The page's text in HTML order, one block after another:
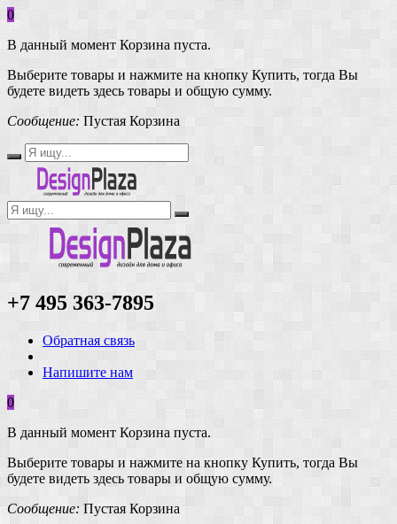
0
В данный момент Корзина пуста.
Выберите товары и нажмите на кнопку Купить, тогда Вы
будете видеть здесь товары и общую сумму.
Сообщение: Пустая Корзина
+7 495 363-7895
Обратная связь
Напишите нам
0
В данный момент Корзина пуста.
Выберите товары и нажмите на кнопку Купить, тогда Вы
будете видеть здесь товары и общую сумму.
Сообщение: Пустая Корзина